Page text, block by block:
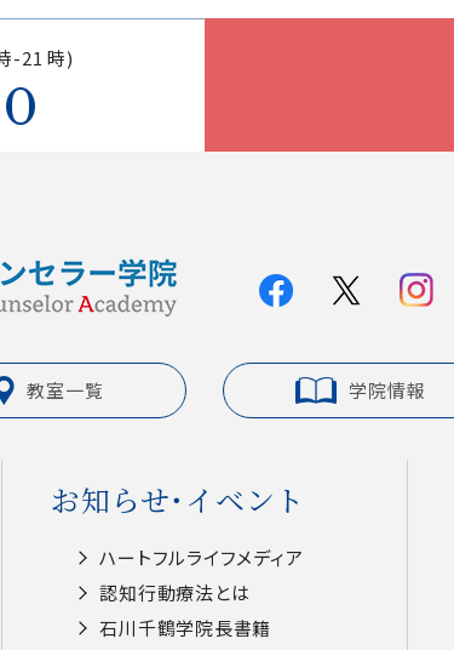
-21 時)
教室一覧 学院情報
お知らせ・イベント
ハートフルライフメディア
認知⾏動療法とは
⽯川千鶴学院⻑書籍